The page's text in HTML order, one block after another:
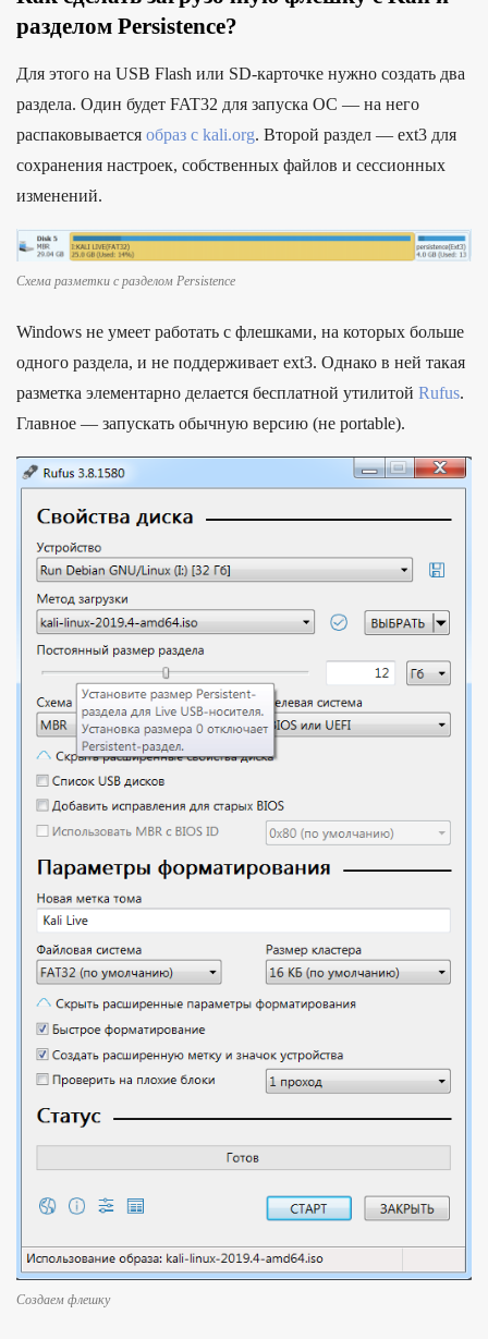
разделом Persistence?
Для этого на USB Flash или SD-карточке нужно создать два
раздела. Один будет FAT32 для запуска ОС — на него
распаковывается образ с kali.org. Второй раздел — ext3 для
сохранения настроек, собственных файлов и сессионных
изменений.
Схема разметки с разделом Persistence
Windows не умеет работать с флешками, на которых больше
одного раздела, и не поддерживает ext3. Однако в ней такая
разметка элементарно делается бесплатной утилитой Rufus.
Главное — запускать обычную версию (не portable).
Создаем флешку